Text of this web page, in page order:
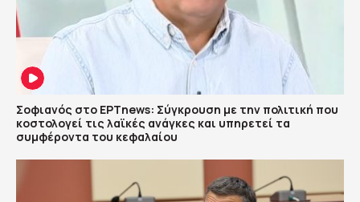
Σοφιανός στο ΕΡΤnews: Σύγκρουση με την πολιτική που
κοστολογεί τις λαϊκές ανάγκες και υπηρετεί τα
συμφέροντα του κεφαλαίου